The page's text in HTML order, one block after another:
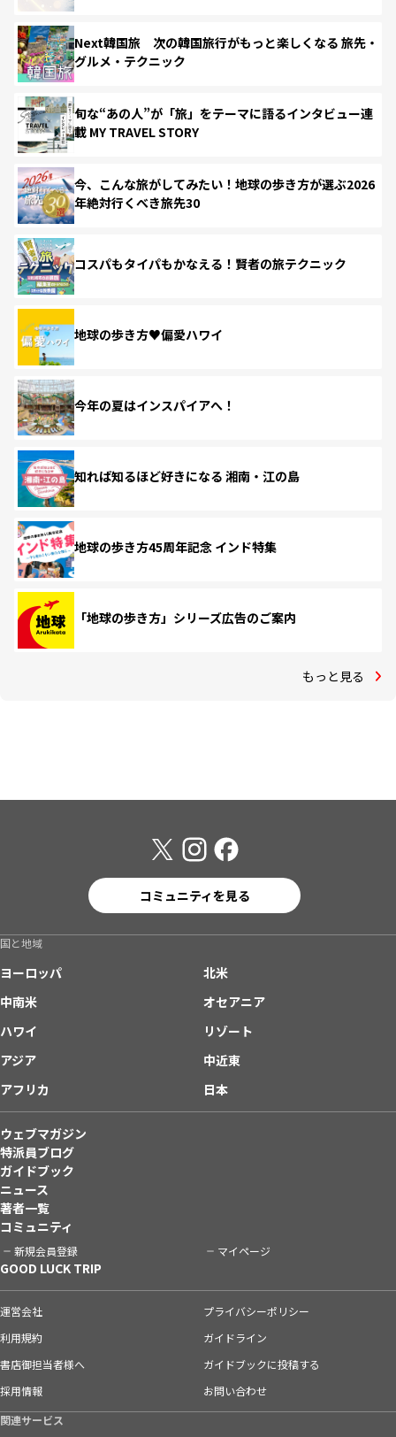
Next韓国旅 次の韓国旅行がもっと楽しくなる 旅先・
グルメ・テクニック
旬な“あの人”が「旅」をテーマに語るインタビュー連
載 MY TRAVEL STORY
今、こんな旅がしてみたい！地球の歩き方が選ぶ2026
年絶対行くべき旅先30
コスパもタイパもかなえる！賢者の旅テクニック
地球の歩き方♥偏愛ハワイ
今年の夏はインスパイアへ！
知れば知るほど好きになる 湘南・江の島
地球の歩き方45周年記念 インド特集
「地球の歩き方」シリーズ広告のご案内
もっと見る
コミュニティを見る
国と地域
ヨーロッパ
北米
中南米
オセアニア
ハワイ
リゾート
アジア
中近東
アフリカ
日本
ウェブマガジン
特派員ブログ
ガイドブック
ニュース
著者一覧
コミュニティ
新規会員登録 マイページ
GOOD LUCK TRIP
運営会社
プライバシーポリシー
利用規約
ガイドライン
書店御担当者様へ
ガイドブックに投稿する
採用情報
お問い合わせ
関連サービス